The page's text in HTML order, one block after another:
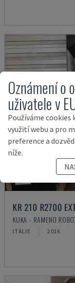
KR 210 R2700
KUKA - RAMENO
ITÁLIE 2016
Oznámení o
uživatele v
Používáme cookies
využití webu a pro
preference a
níže.